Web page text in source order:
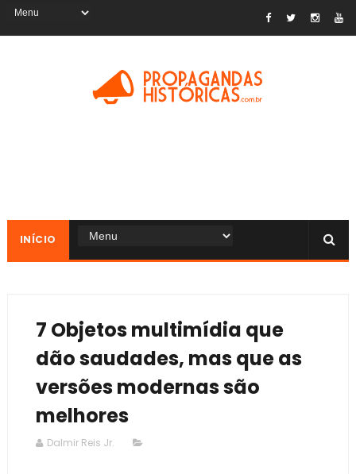
INÍCIO
7 Objetos multimídia que
dão saudades, mas que as
versões modernas são
melhores
Dalmir Reis Jr.